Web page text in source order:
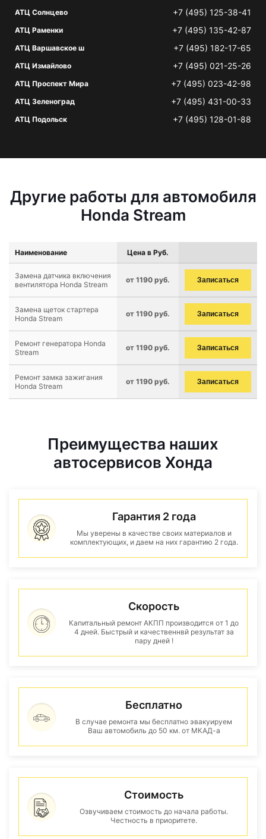
АТЦ Солнцево +7 (495) 125-38-41
АТЦ Раменки +7 (495) 135-42-87
АТЦ Варшавское ш +7 (495) 182-17-65
АТЦ Измайлово +7 (495) 021-25-26
АТЦ Проспект Мира +7 (495) 023-42-98
АТЦ Зеленоград +7 (495) 431-00-33
АТЦ Подольск +7 (495) 128-01-88
Другие работы для автомобиля
Honda Stream
Наименование Цена в Руб.
Замена датчика включения
вентилятора Honda Stream
от 1190 руб. Записаться
Замена щеток стартера
Honda Stream
от 1190 руб. Записаться
Ремонт генератора Honda
Stream
от 1190 руб. Записаться
Ремонт замка зажигания
Honda Stream
от 1190 руб. Записаться
Преимущества наших
автосервисов Хонда
Гарантия 2 года
Мы уверены в качестве своих материалов и
комплектующих, и даем на них гарантию 2 года.
Скорость
Капитальный ремонт АКПП производится от 1 до
4 дней. Быстрый и качественнвй результат за
пару дней !
Бесплатно
В случае ремонта мы бесплатно эвакуируем
Ваш автомобиль до 50 км. от МКАД-а
Стоимость
Озвучиваем стоимость до начала работы.
Честность в приоритете.